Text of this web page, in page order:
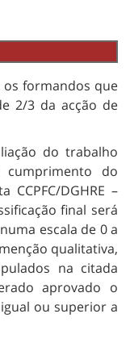
os formandos que
2/3 da acção de
do trabalho
do
DGHRE –
final será
escala de 0 a
qualitativa,
na citada
aprovado o
ou superior a